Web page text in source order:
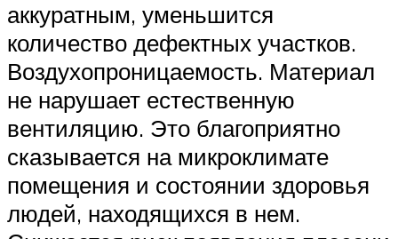
аккуратным, уменьшится
количество дефектных участков.
Воздухопроницаемость. Материал
не нарушает естественную
вентиляцию. Это благоприятно
сказывается на микроклимате
помещения и состоянии здоровья
людей, находящихся в нем.